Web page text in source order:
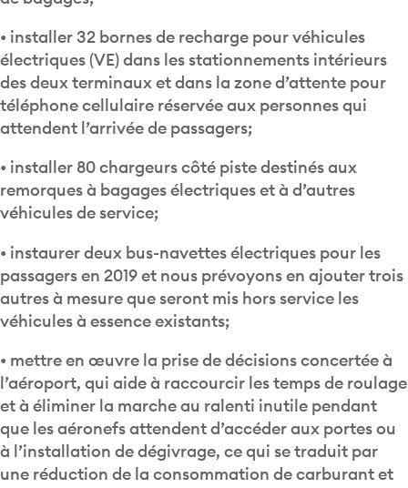
• installer 32 bornes de recharge pour véhicules
électriques (VE) dans les stationnements intérieurs
des deux terminaux et dans la zone d’attente pour
téléphone cellulaire réservée aux personnes qui
attendent l’arrivée de passagers;
• installer 80 chargeurs côté piste destinés aux
remorques à bagages électriques et à d’autres
véhicules de service;
• instaurer deux bus-navettes électriques pour les
passagers en 2019 et nous prévoyons en ajouter trois
autres à mesure que seront mis hors service les
véhicules à essence existants;
• mettre en œuvre la prise de décisions concertée à
l’aéroport, qui aide à raccourcir les temps de roulage
et à éliminer la marche au ralenti inutile pendant
que les aéronefs attendent d’accéder aux portes ou
à l’installation de dégivrage, ce qui se traduit par
une réduction de la consommation de carburant et